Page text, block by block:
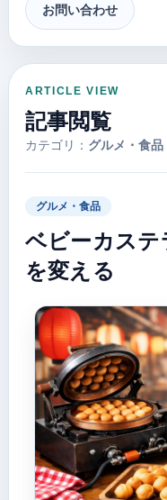
お問い合わせ
ARTICLE VIEW
記事閲覧
カテゴリ： グルメ・食品
グルメ・食品
ベビーカステ
を変える